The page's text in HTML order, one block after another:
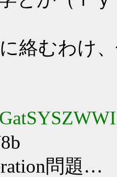
絡むわけ
問題…